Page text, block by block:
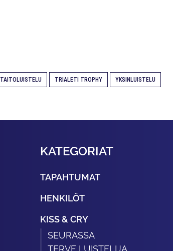
TAITOLUISTELU TRIALETI TROPHY YKSINLUISTELU
KATEGORIAT
TAPAHTUMAT
HENKILÖT
KISS & CRY
SEURASSA